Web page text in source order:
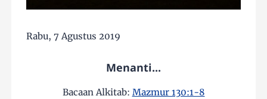
Rabu, 7 Agustus 2019
Menanti...
Bacaan Alkitab: Mazmur 130:1-8